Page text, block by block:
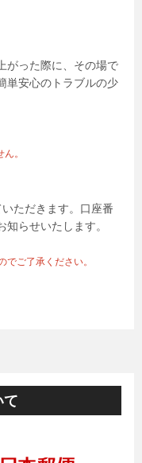
がった際に、その場で
単安心のトラブルの少
。
ただきます。口座番
らせいたします。
ご了承ください。
て